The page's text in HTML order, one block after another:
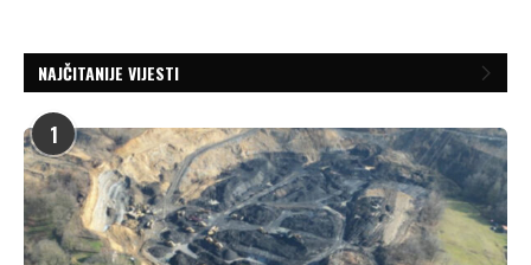
NAJČITANIJE VIJESTI
1